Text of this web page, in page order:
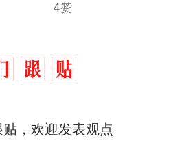
4赞
，欢迎发表观点